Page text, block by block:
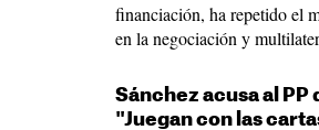
financiación, ha repetido el
en la negociación y
Sánchez acusa al
"Juegan con las